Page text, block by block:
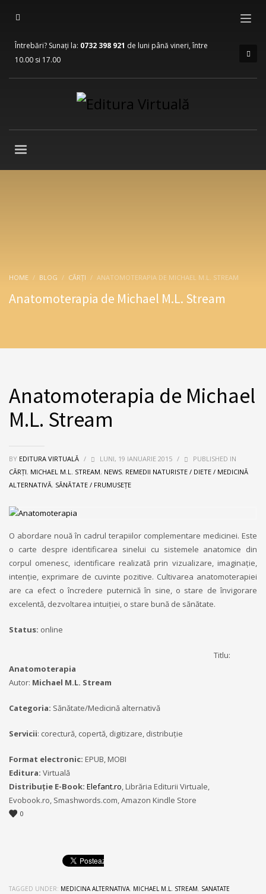
Întrebări? Sunați la: 0732 398 921 de luni până vineri, între
10.00 si 17.00
HOME BLOG CĂRȚI ANATOMOTERAPIA DE MICHAEL M.L. STREAM
Anatomoterapia de Michael M.L. Stream
Anatomoterapia de Michael
M.L. Stream
BY EDITURA VIRTUALĂ / LUNI, 19 IANUARIE 2015 /
PUBLISHED IN
CĂRȚI, MICHAEL M.L. STREAM, NEWS, REMEDII NATURISTE / DIETE / MEDICINĂ
ALTERNATIVĂ, SĂNĂTATE / FRUMUSEŢE
O abordare nouă în cadrul terapiilor complementare medicinei. Este
o carte despre identificarea sinelui cu sistemele anatomice din
corpul omenesc, identificare realizată prin vizualizare, imaginaţie,
intenţie, exprimare de cuvinte pozitive. Cultivarea anatomoterapiei
are ca efect o încredere puternică în sine, o stare de învigorare
excelentă, dezvoltarea intuiţiei, o stare bună de sănătate.
Status: online
Titlu:
Anatomoterapia
Autor: Michael M.L. Stream
Categoria: Sănătate/Medicină alternativă
Servicii: corectură, copertă, digitizare, distribuţie
Format electronic: EPUB, MOBI
Editura: Virtuală
Distribuție E-Book: Elefant.ro , Librăria Editurii Virtuale,
Evobook.ro, Smashwords.com, Amazon Kindle Store
0
TAGGED UNDER: MEDICINA ALTERNATIVA, MICHAEL M.L. STREAM, SANATATE